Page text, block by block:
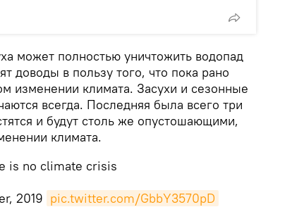
может полностью уничтожить водопад
доводы в пользу того, что пока рано
изменении климата. Засухи и сезонные
всегда. Последняя была всего три
и будут столь же опустошающими,
климата.
is no climate crisis
2019 pic.twitter.com/GbbY3570pD